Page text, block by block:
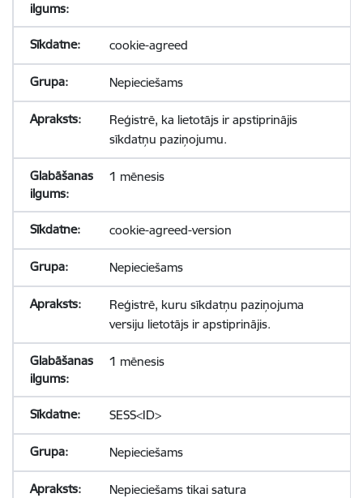
cookie-agreed
Nepieciešams
Reģistrē, ka lietotājs ir apstiprinājis
sīkdatņu paziņojumu.
1 mēnesis
cookie-agreed-version
Nepieciešams
Reģistrē, kuru sīkdatņu paziņojuma
versiju lietotājs ir apstiprinājis.
1 mēnesis
SESS<ID>
Nepieciešams
Nepieciešams tikai satura